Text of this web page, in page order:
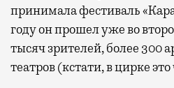
принимала фестиваль
году он прошел уже во
тысяч зрителей, более 300
театров (кстати, в цирке